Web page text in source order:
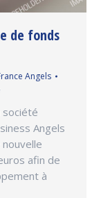
de fonds
Angels
société
Angels
afin de
à